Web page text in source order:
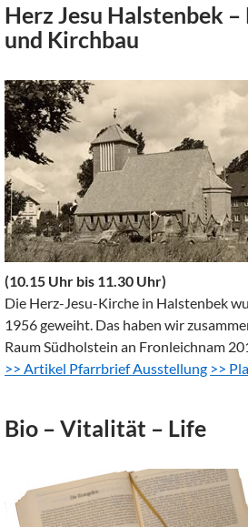
Herz Jesu Halstenbek
und Kirchbau
(10.15 Uhr bis 11.30 Uhr)
Die Herz-Jesu-Kirche in Halstenbek
1956 geweiht. Das haben wir
Raum Südholstein an Fronleichnam
>> Artikel Pfarrbrief Ausstellung >>
Bio – Vitalität – Life